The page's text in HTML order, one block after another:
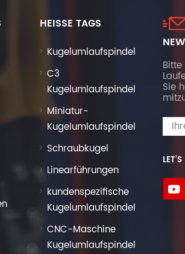
HEISSE TAGS
Kugelumlaufspindel
C3
Kugelumlaufspindel
Miniatur-
Kugelumlaufspindel
Schraubkugel
Linearführungen
kundenspezifische
Kugelumlaufspindel
CNC-Maschine
Kugelumlaufspindel
Sie